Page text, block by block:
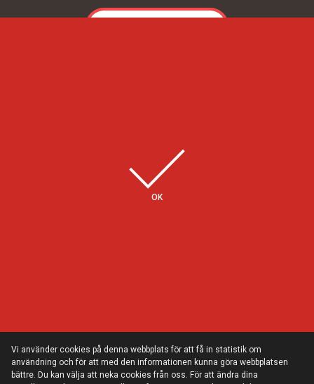
Några av våra kunder
Vi använder cookies på denna webbplats för att få in statistik om
användning och för att med den informationen kunna göra webbplatsen
bättre. Du kan välja att neka cookies från oss. För att ändra dina
OK